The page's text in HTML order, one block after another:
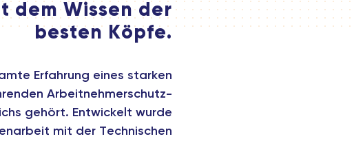
dem Wissen der
besten Köpfe.
Erfahrung eines starken
Arbeitnehmerschutz-
gehört. Entwickelt wurde
mit der Technischen